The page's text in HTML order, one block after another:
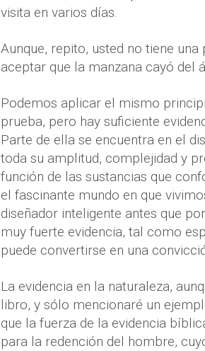
visita en varios días.
Aunque, repito, usted no tiene
aceptar que la manzana cayó del
Podemos aplicar el mismo
prueba, pero hay suficiente
Parte de ella se encuentra en el
toda su amplitud, complejidad y
función de las sustancias que
el fascinante mundo en que
diseñador inteligente antes que
muy fuerte evidencia, tal como
puede convertirse en una
La evidencia en la naturaleza,
libro, y sólo mencionaré un
que la fuerza de la evidencia
para la redención del hombre,